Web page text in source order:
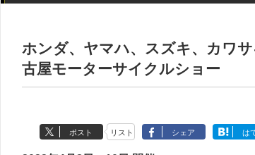
ホンダ、ヤマハ、スズキ、カワ
古屋モーターサイクルショー
ポスト リスト シェア は